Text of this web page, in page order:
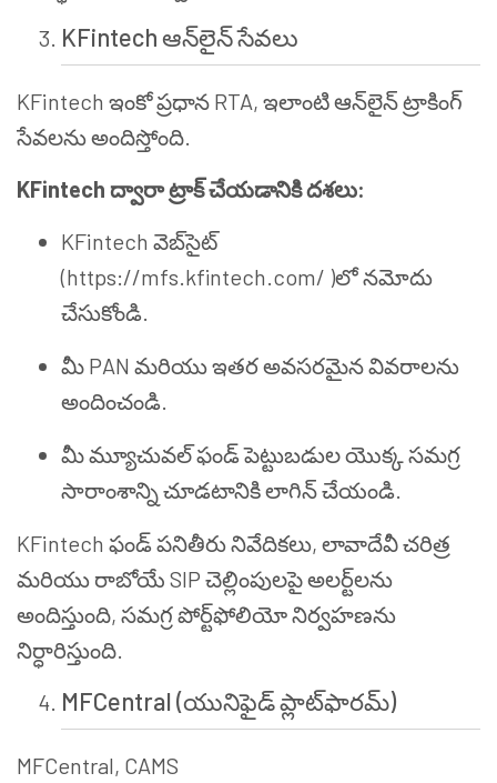
KFintech ఆన్‌లైన్ సేవలు
KFintech ఇంకో ప్రధాన RTA, ఇలాంటి ఆన్‌లైన్ ట్రాకింగ్
సేవలను అందిస్తోంది.
KFintech ద్వారా ట్రాక్ చేయడానికి దశలు:
KFintech వెబ్‌సైట్
(https://mfs.kfintech.com/ )లో నమోదు
చేసుకోండి.
మీ PAN మరియు ఇతర అవసరమైన వివరాలను
అందించండి.
మీ మ్యూచువల్ ఫండ్ పెట్టుబడుల యొక్క సమగ్ర
సారాంశాన్ని చూడటానికి లాగిన్ చేయండి.
KFintech ఫండ్ పనితీరు నివేదికలు, లావాదేవీ చరిత్ర
మరియు రాబోయే SIP చెల్లింపులపై అలర్ట్‌లను
అందిస్తుంది, సమగ్ర పోర్ట్‌ఫోలియో నిర్వహణను
నిర్ధారిస్తుంది.
MFCentral (యునిఫైడ్ ప్లాట్‌ఫారమ్)
MFCentral, CAMS